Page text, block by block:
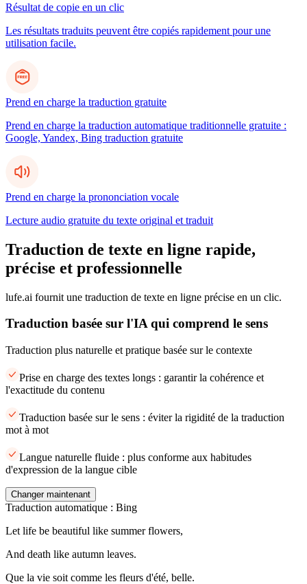
Résultat de copie en un clic
Les résultats traduits peuvent être copiés rapidement pour une
utilisation facile.
Prend en charge la traduction gratuite
Prend en charge la traduction automatique traditionnelle gratuite :
Google, Yandex, Bing traduction gratuite
Prend en charge la prononciation vocale
Lecture audio gratuite du texte original et traduit
Traduction de texte en ligne rapide,
précise et professionnelle
lufe.ai fournit une traduction de texte en ligne précise en un clic.
Traduction basée sur l'IA qui comprend le sens
Traduction plus naturelle et pratique basée sur le contexte
Prise en charge des textes longs : garantir la cohérence et
l'exactitude du contenu
Traduction basée sur le sens : éviter la rigidité de la traduction
mot à mot
Langue naturelle fluide : plus conforme aux habitudes
d'expression de la langue cible
Changer maintenant
Traduction automatique : Bing
Let life be beautiful like summer flowers,
And death like autumn leaves.
Que la vie soit comme les fleurs d'été, belle.